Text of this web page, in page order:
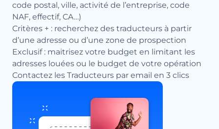
code postal, ville, activité de l’entreprise, code
NAF, effectif, CA…)
Critères + : recherchez des traducteurs à partir
d’une adresse ou d’une zone de prospection
Exclusif : maitrisez votre budget en limitant les
adresses louées ou le budget de votre opération
Contactez les Traducteurs par email en 3 clics